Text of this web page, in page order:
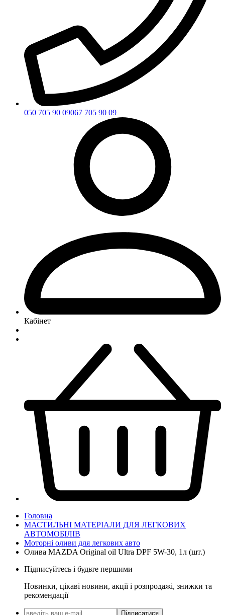
050 705 90 09067 705 90 09
Кабінет
Головна
МАСТИЛЬНІ МАТЕРІАЛИ ДЛЯ ЛЕГКОВИХ
АВТОМОБІЛІВ
Моторні оливи для легкових авто
Олива MAZDA Original oil Ultra DPF 5W-30, 1л (шт.)
Підписуйтесь і будьте першими
Новинки, цікаві новини, акції і розпродажі, знижки та
рекомендації
Підписатися